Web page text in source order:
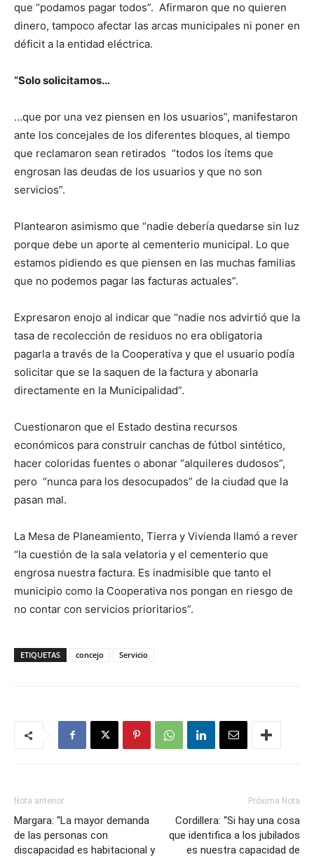
que “podamos pagar todos”. Afirmaron que no quieren
dinero, tampoco afectar las arcas municipales ni poner en
déficit a la entidad eléctrica.
“Solo solicitamos…
…que por una vez piensen en los usuarios”, manifestaron
ante los concejales de los diferentes bloques, al tiempo
que reclamaron sean retirados “todos los ítems que
engrosan las deudas de los usuarios y que no son
servicios”.
Plantearon asimismo que “nadie debería quedarse sin luz
porque debe un aporte al cementerio municipal. Lo que
estamos pidiendo es que piensen en las muchas familias
que no podemos pagar las facturas actuales”.
Expresaron enojo al indicar que “nadie nos advirtió que la
tasa de recolección de residuos no era obligatoria
pagarla a través de la Cooperativa y que el usuario podía
solicitar que se la saquen de la factura y abonarla
directamente en la Municipalidad”.
Cuestionaron que el Estado destina recursos
económicos para construir canchas de fútbol sintético,
hacer coloridas fuentes o abonar “alquileres dudosos”,
pero “nunca para los desocupados” de la ciudad que la
pasan mal.
La Mesa de Planeamiento, Tierra y Vivienda llamó a rever
“la cuestión de la sala velatoria y el cementerio que
engrosa nuestra factura. Es inadmisible que tanto el
municipio como la Cooperativa nos pongan en riesgo de
no contar con servicios prioritarios”.
ETIQUETAS concejo Servicio
Nota anterior
Margara: “La mayor demanda
de las personas con
discapacidad es habitacional y
Próxima Nota
Cordillera: “Si hay una cosa
que identifica a los jubilados
es nuestra capacidad de